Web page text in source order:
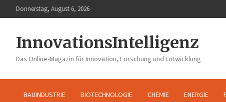
to
Donnerstag, August 6, 2026
InnovationsIntelligenz
Das Online-Magazin für Innovation, Forschung und Entwicklung
BAUINDUSTRIE BIOTECHNOLOGIE CHEMIE ENERGIE